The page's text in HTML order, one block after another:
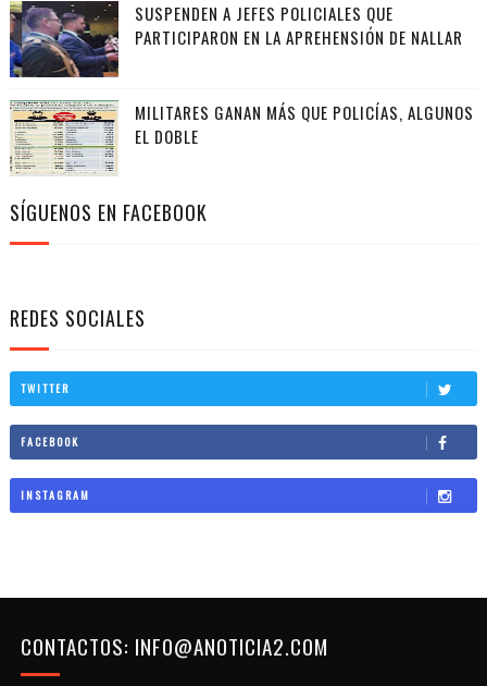
SUSPENDEN A JEFES POLICIALES QUE
PARTICIPARON EN LA APREHENSIÓN DE NALLAR
MILITARES GANAN MÁS QUE POLICÍAS, ALGUNOS
EL DOBLE
SÍGUENOS EN FACEBOOK
REDES SOCIALES
TWITTER
FACEBOOK
INSTAGRAM
CONTACTOS: INFO@ANOTICIA2.COM